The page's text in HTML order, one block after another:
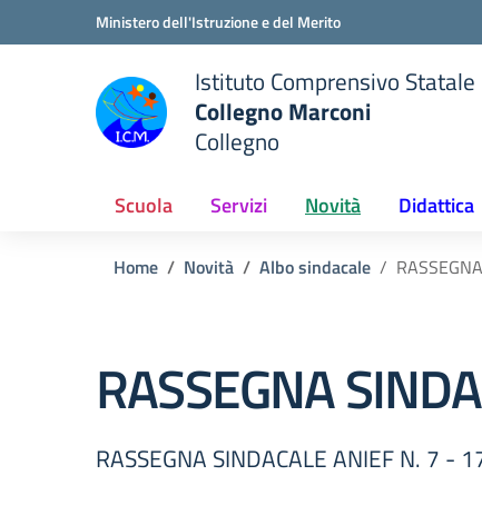
Vai ai contenuti
Vai al menu di navigazioneMinistero dell'Istruzione e del Merito
Istituto Comprensivo Statale
Collegno Marconi
Collegno
Scuola Servizi Novità Didattica
Home Novità Albo sindacale
RASSEGNA
RASSEGNA SINDACALE ANIEF N. 7 -